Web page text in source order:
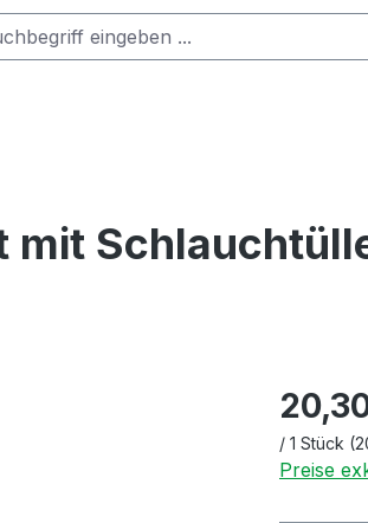
mit
/ 1 Stück
Preise